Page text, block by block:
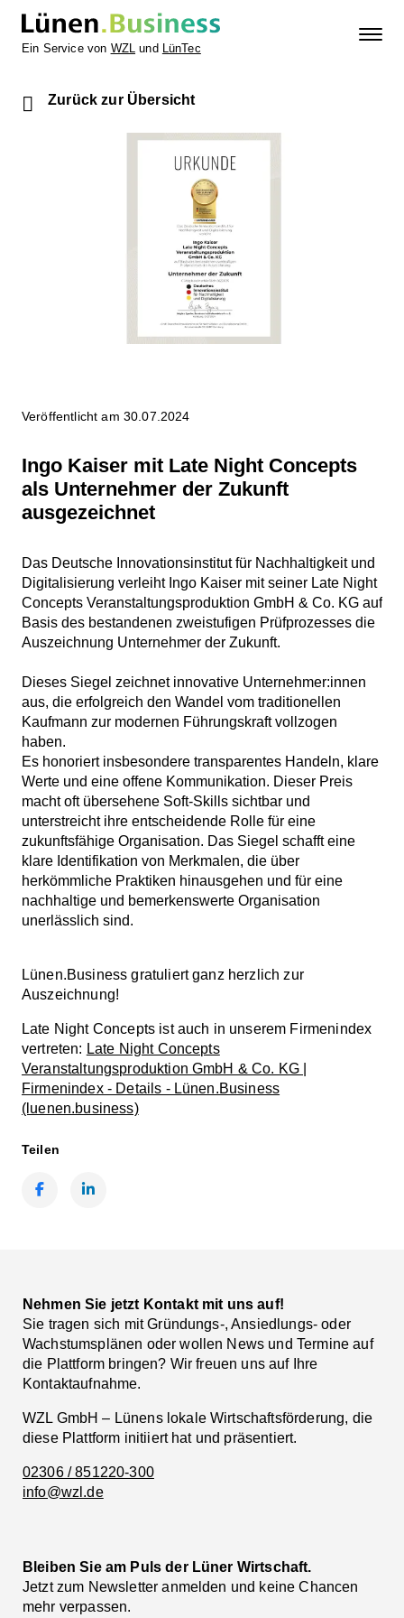
Ein Service von WZL und LünTec
Zurück zur Übersicht
Veröffentlicht am 30.07.2024
Ingo Kaiser mit Late Night Concepts
als Unternehmer der Zukunft
ausgezeichnet
Das Deutsche Innovationsinstitut für Nachhaltigkeit und
Digitalisierung verleiht Ingo Kaiser mit seiner Late Night
Concepts Veranstaltungsproduktion GmbH & Co. KG auf
Basis des bestandenen zweistufigen Prüfprozesses die
Auszeichnung Unternehmer der Zukunft.
Dieses Siegel zeichnet innovative Unternehmer:innen
aus, die erfolgreich den Wandel vom traditionellen
Kaufmann zur modernen Führungskraft vollzogen
haben.
Es honoriert insbesondere transparentes Handeln, klare
Werte und eine offene Kommunikation. Dieser Preis
macht oft übersehene Soft-Skills sichtbar und
unterstreicht ihre entscheidende Rolle für eine
zukunftsfähige Organisation. Das Siegel schafft eine
klare Identifikation von Merkmalen, die über
herkömmliche Praktiken hinausgehen und für eine
nachhaltige und bemerkenswerte Organisation
unerlässlich sind.
Lünen.Business gratuliert ganz herzlich zur
Auszeichnung!
Late Night Concepts ist auch in unserem Firmenindex
vertreten: Late Night Concepts
Veranstaltungsproduktion GmbH & Co. KG |
Firmenindex - Details - Lünen.Business
(luenen.business)
Teilen
Nehmen Sie jetzt Kontakt mit uns auf!
Sie tragen sich mit Gründungs-, Ansiedlungs- oder
Wachstumsplänen oder wollen News und Termine auf
die Plattform bringen? Wir freuen uns auf Ihre
Kontaktaufnahme.
WZL GmbH – Lünens lokale Wirtschaftsförderung, die
diese Plattform initiiert hat und präsentiert.
02306 / 851220-300
info@wzl.de
Bleiben Sie am Puls der Lüner Wirtschaft.
Jetzt zum Newsletter anmelden und keine Chancen
mehr verpassen.